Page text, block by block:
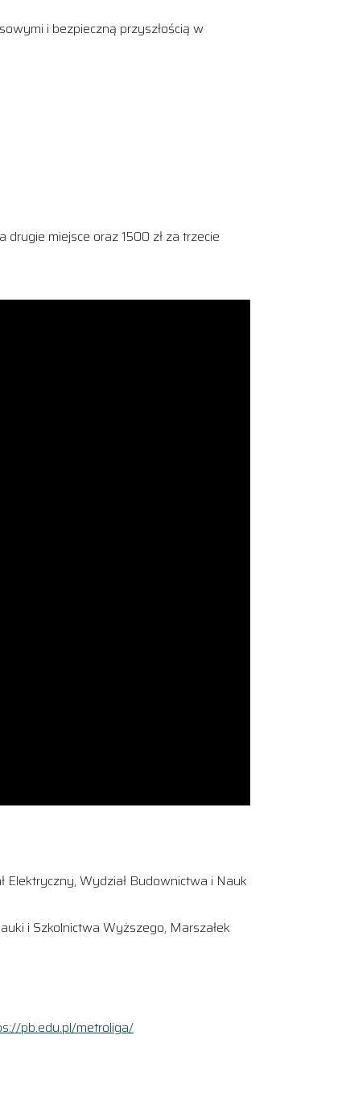
i bezpieczną przyszłością w
miejsce oraz 1500 zł za trzecie
Elektryczny, Wydział Budownictwa i Nauk
i Szkolnictwa Wyższego, Marszałek
pb.edu.pl/metroliga/